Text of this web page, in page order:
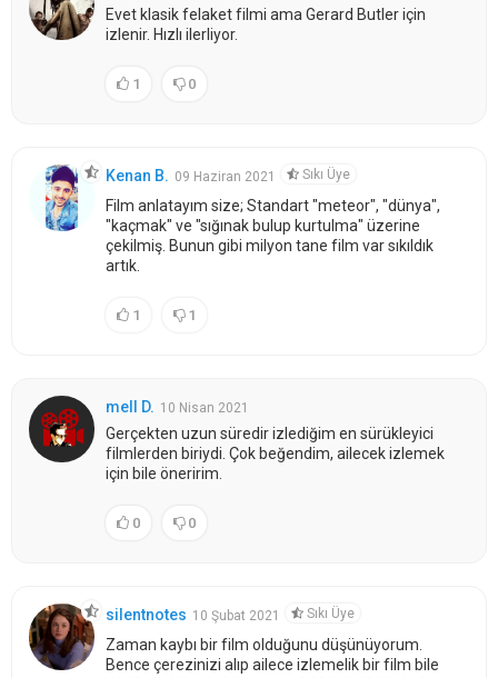
Evet klasik felaket filmi ama Gerard Butler için
izlenir. Hızlı ilerliyor.
1 0
Kenan B. 09 Haziran 2021 Sıkı Üye
Film anlatayım size; Standart "meteor", "dünya",
"kaçmak" ve "sığınak bulup kurtulma" üzerine
çekilmiş. Bunun gibi milyon tane film var sıkıldık
artık.
1 1
mell D. 10 Nisan 2021
Gerçekten uzun süredir izlediğim en sürükleyici
filmlerden biriydi. Çok beğendim, ailecek izlemek
için bile öneririm.
0 0
silentnotes 10 Şubat 2021 Sıkı Üye
Zaman kaybı bir film olduğunu düşünüyorum.
Bence çerezinizi alıp ailece izlemelik bir film bile